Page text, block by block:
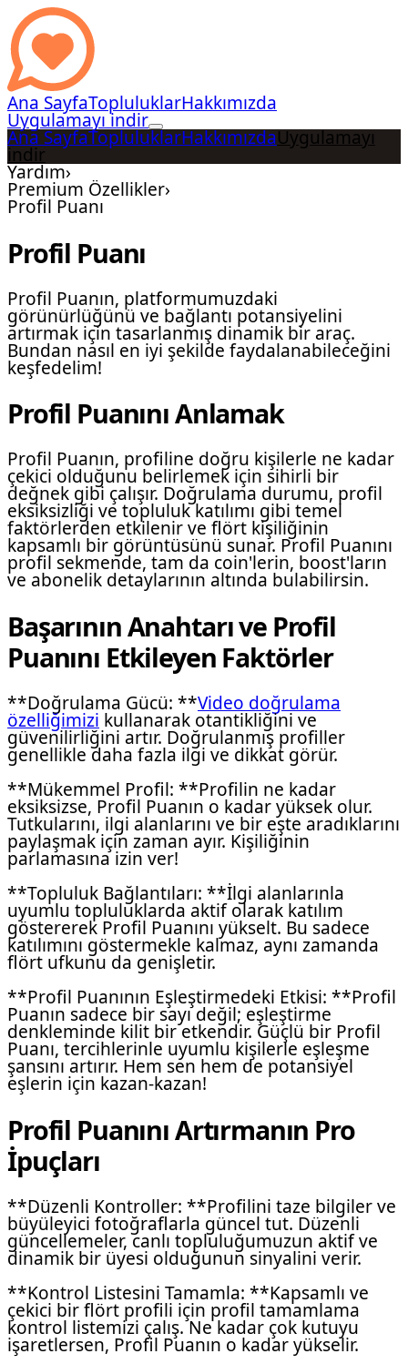
Ana SayfaTopluluklarHakkımızda
Uygulamayı indir
Ana SayfaTopluluklarHakkımızdaUygulamayı
indir
Yardım›
Premium Özellikler›
Profil Puanı
Profil Puanı
Profil Puanın, platformumuzdaki
görünürlüğünü ve bağlantı potansiyelini
artırmak için tasarlanmış dinamik bir araç.
Bundan nasıl en iyi şekilde faydalanabileceğini
keşfedelim!
Profil Puanını Anlamak
Profil Puanın, profiline doğru kişilerle ne kadar
çekici olduğunu belirlemek için sihirli bir
değnek gibi çalışır. Doğrulama durumu, profil
eksiksizliği ve topluluk katılımı gibi temel
faktörlerden etkilenir ve flört kişiliğinin
kapsamlı bir görüntüsünü sunar. Profil Puanını
profil sekmende, tam da coin'lerin, boost'ların
ve abonelik detaylarının altında bulabilirsin.
Başarının Anahtarı ve Profil
Puanını Etkileyen Faktörler
**Doğrulama Gücü: **Video doğrulama
özelliğimizi kullanarak otantikliğini ve
güvenilirliğini artır. Doğrulanmış profiller
genellikle daha fazla ilgi ve dikkat görür.
**Mükemmel Profil: **Profilin ne kadar
eksiksizse, Profil Puanın o kadar yüksek olur.
Tutkularını, ilgi alanlarını ve bir eşte aradıklarını
paylaşmak için zaman ayır. Kişiliğinin
parlamasına izin ver!
**Topluluk Bağlantıları: **İlgi alanlarınla
uyumlu topluluklarda aktif olarak katılım
göstererek Profil Puanını yükselt. Bu sadece
katılımını göstermekle kalmaz, aynı zamanda
flört ufkunu da genişletir.
**Profil Puanının Eşleştirmedeki Etkisi: **Profil
Puanın sadece bir sayı değil; eşleştirme
denkleminde kilit bir etkendir. Güçlü bir Profil
Puanı, tercihlerinle uyumlu kişilerle eşleşme
şansını artırır. Hem sen hem de potansiyel
eşlerin için kazan-kazan!
Profil Puanını Artırmanın Pro
İpuçları
**Düzenli Kontroller: **Profilini taze bilgiler ve
büyüleyici fotoğraflarla güncel tut. Düzenli
güncellemeler, canlı topluluğumuzun aktif ve
dinamik bir üyesi olduğunun sinyalini verir.
**Kontrol Listesini Tamamla: **Kapsamlı ve
çekici bir flört profili için profil tamamlama
kontrol listemizi çalış. Ne kadar çok kutuyu
işaretlersen, Profil Puanın o kadar yükselir.